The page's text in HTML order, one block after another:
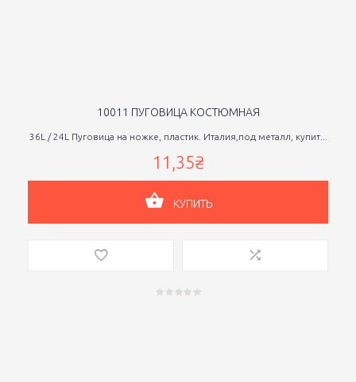
10011 ПУГОВИЦА КОСТЮМНАЯ
36L / 24L Пуговица на ножке, пластик. Италия,под металл, купит...
11,35₴
КУПИТЬ